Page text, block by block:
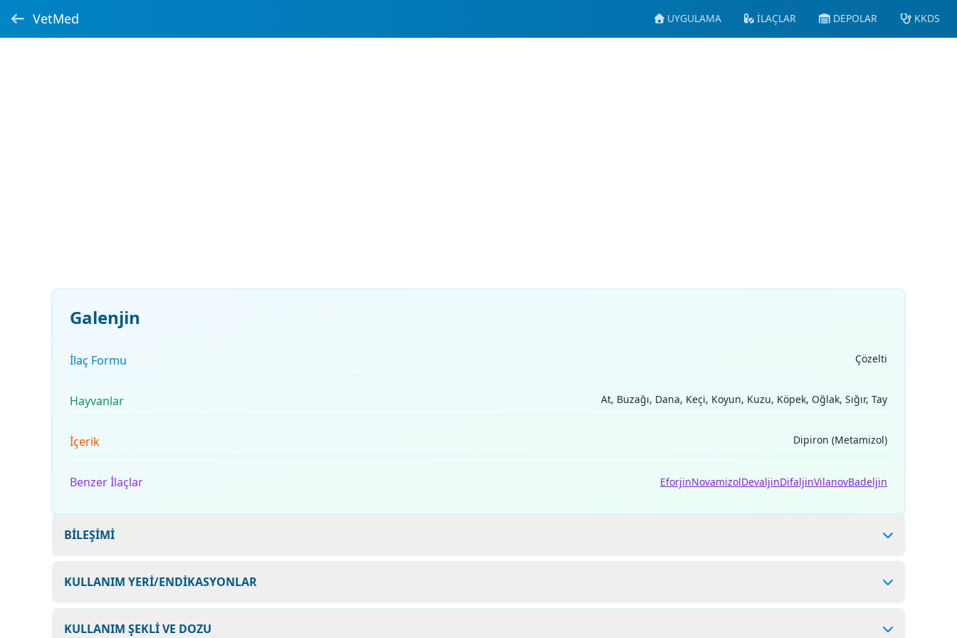
VetMed UYGULAMA İLAÇLAR DEPOLAR KKDS
Galenjin
İlaç Formu Çözelti
Hayvanlar At, Buzağı, Dana, Keçi, Koyun, Kuzu, Köpek, Oğlak, Sığır, Tay
İçerik Dipiron (Metamizol)
Benzer İlaçlar EforjinNovamizolDevaljinDifaljinVilanovBadeljin
BİLEŞİMİ
KULLANIM YERİ/ENDİKASYONLAR
KULLANIM ŞEKLİ VE DOZU